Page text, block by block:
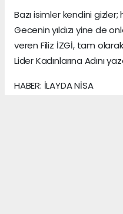
Bazı isimler kendini
Gecenin yıldızı yine de
veren Filiz İZGİ, tam
Lider Kadınlarına Adını
HABER: İLAYDA NİSA